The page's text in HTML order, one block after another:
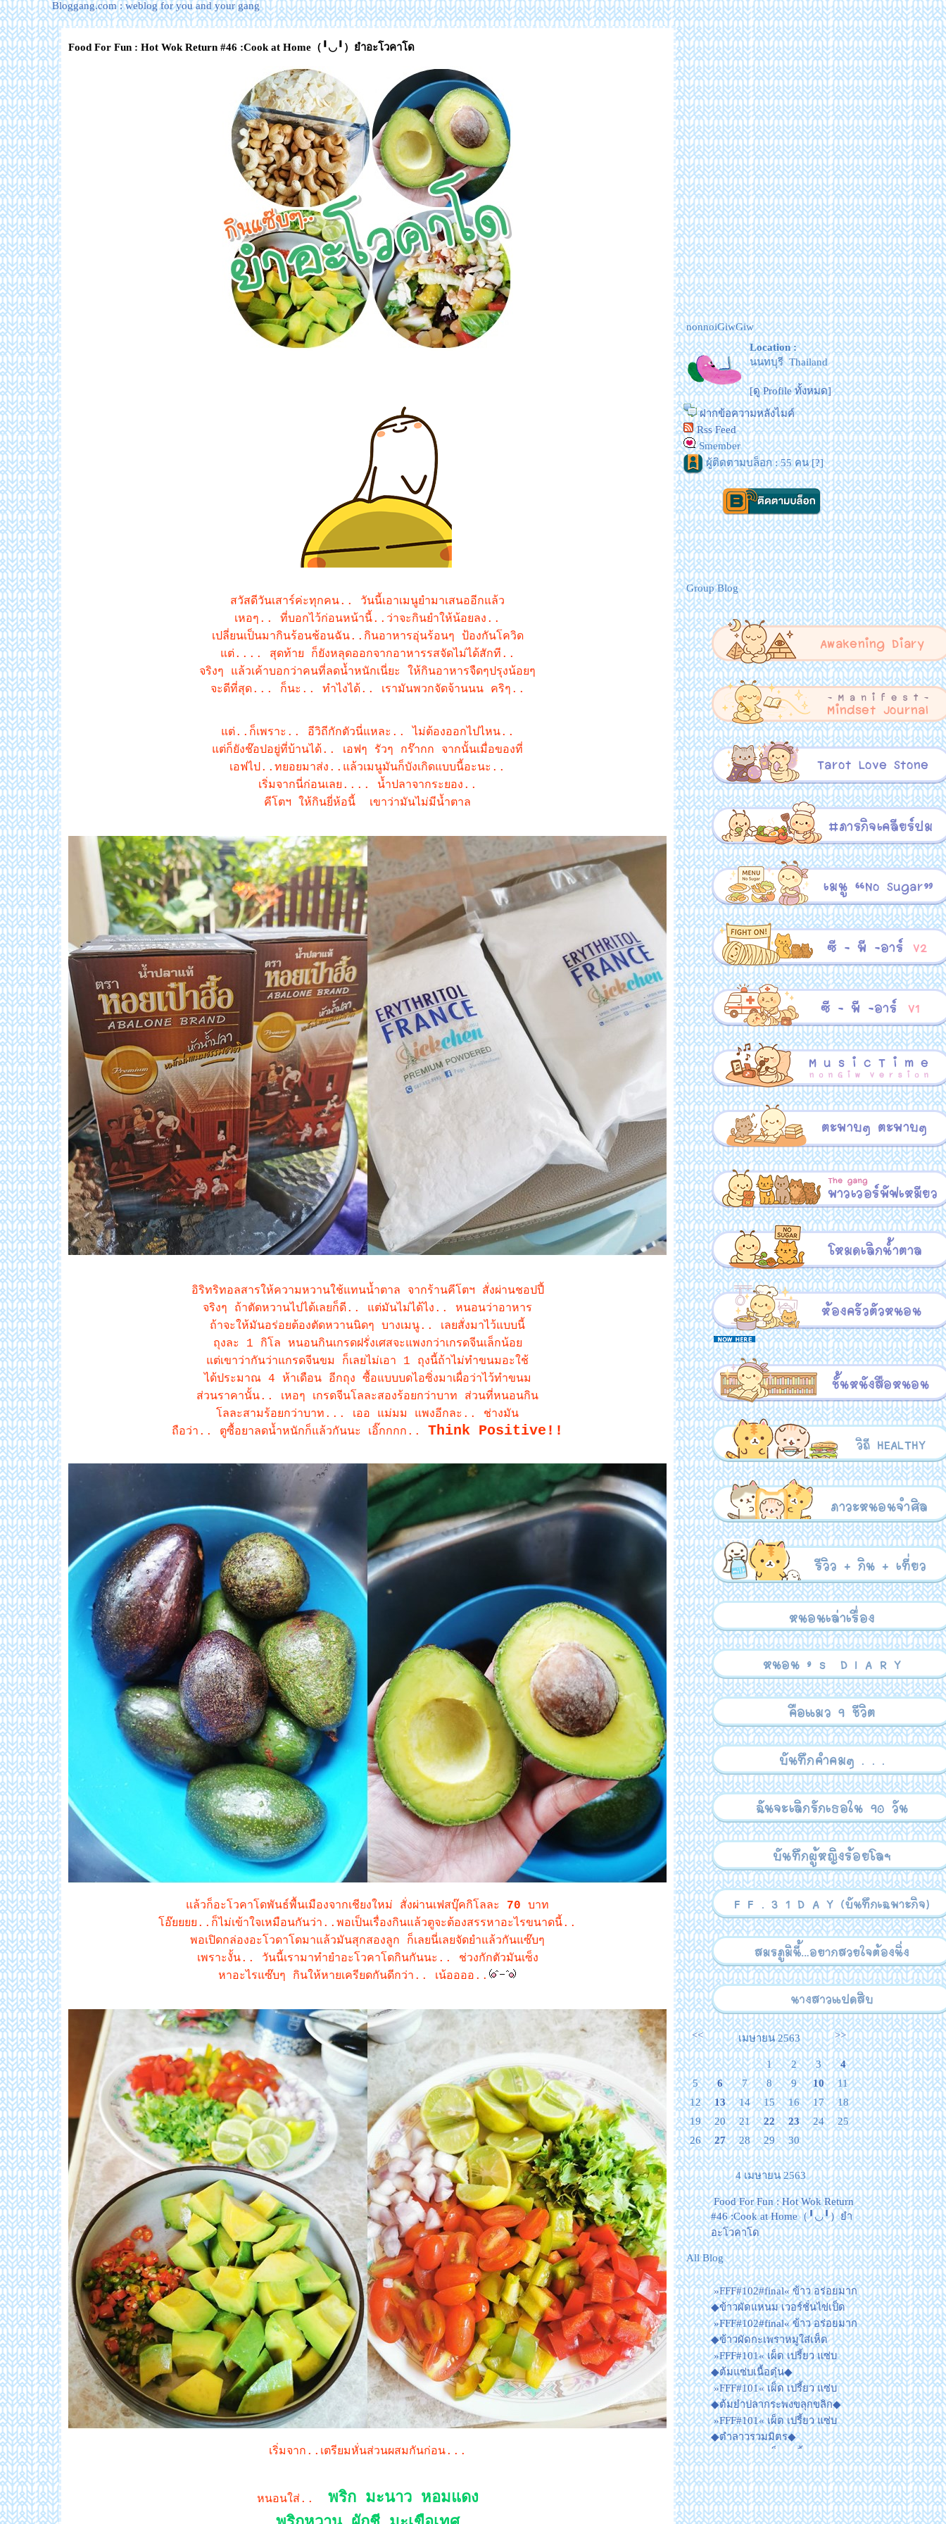
Bloggang.com : weblog for you and your gang
Food For Fun : Hot Wok Return #46 :Cook at Home（╹◡╹）ยำอะโวคาโด
สวัสดีวันเสาร์ค่ะทุกคน.. วันนี้เอาเมนูยำมาเสนออีกแล้ว
เหอๆ.. ที่บอกไว้ก่อนหน้านี้..ว่าจะกินยำให้น้อยลง..
เปลี่ยนเป็นมากินร้อนช้อนฉัน..กินอาหารอุ่นร้อนๆ ป้องกันโควิด
ต่.... สุดท้าย ก็ยังหลุดออกจากอาหารรสจัดไม่ได้สักที..
จริงๆ แล้วเค้าบอกว่าคนที่ลดน้ำหนักเนี่ยะ ให้กินอาหารจืดๆปรุงน้อยๆ
จะดีที่สุด... ก็นะ.. ทำไงได้.. เรามันพวกจัดจ้านนน คริๆ..
ต่..ก็เพราะ.. อีวิถีกักตัวนี่แหละ.. ไม่ต้องออกไปไหน..
ต่ก็ยังช๊อปอยู่ที่บ้านได้.. เอฟๆ รัวๆ กร๊ากก จากนั้นเมื่อของที่
เอฟไป..ทยอยมาส่ง..แล้วเมนูมันก็บังเกิดแบบนี้อะนะ..
เริ่มจากนี่ก่อนเลย.... น้ำปลาจากระยอง..
คีโตฯ ให้กินยี่ห้อนี้ เขาว่ามันไม่มีน้ำตาล
อิริทริทอลสารให้ความหวานใช้แทนน้ำตาล จากร้านคีโตฯ สั่งผ่านชอปปี้
จริงๆ ถ้าตัดหวานไปได้เลยก็ดี.. แต่มันไม่ได้ไง.. หนอนว่าอาหาร
ถ้าจะให้มันอร่อยต้องตัดหวานนิดๆ บางเมนู.. เลยสั่งมาไว้แบบนี้
ถุงละ 1 กิโล หนอนกินเกรดฝรั่งเศสจะแพงกว่าเกรดจีนเล็กน้อ
ต่เขาว่ากันว่าแกรดจีนขม ก็เลยไม่เอา 1 ถุงนี้ถ้าไม่ทำขนมอะใช้
ได้ประมาณ 4 ห้าเดือน อีกถุง ซื้อแบบบดไอซิ่งมาเผื่อว่าไว้ทำขนม
ส่วนราคานั้น.. เหอๆ เกรดจีนโลละสองร้อยกว่าบาท ส่วนที่หนอนกิน
ลละสามร้อยกว่าบาท... เออ แม่มม แพงอีกละ.. ช่างมัน
ถือว่า.. ตูซื้อยาลดน้ำหนักก็แล้วกันนะ เอิ๊กกกก.. Think Positive!!
ล้วก็อะโวคาโดพันธ์พื้นเมืองจากเชียงใหม่ สั่งผ่านเฟสบุ๊คกิโลละ 70 บาท
อ๊ยยยย..ก็ไม่เข้าใจเหมือนกันว่า..พอเป็นเรื่องกินแล้วตูจะต้องสรรหาอะไรขนาดนี้..
พอเปิดกล่องอะโวดาโดมาแล้วมันสุกสองลูก ก็เลยนี่เลยจัดยำแล้วกันแซ๊บๆ
เพราะงั้น.. วันนี้เรามาทำยำอะโวคาโดกินกันนะ.. ช่วงกักตัวมันเซ็ง
หาอะไรแซ๊บๆ กินให้หายเครียดกันดีกว่า.. เน้ออออ..
เริ่มจาก..เตรียมหั่นส่วนผสมกันก่อน...
หนอนใส่..
พริก มะนาว หอมแดง
nonnoiGiwGiw
Location :
นนทบุรี Thailand
[ดู Profile ทั้งหมด]
ฝากข้อความหลังไมค์
Rss Feed
Smember
ผู้ติดตามบล็อก : 55 คน [?]
Group Blog
<< เมษายน 2563 >>
1 2 3
4
5
6 7 8 9 10
11
12
13 14 15 16 17
18
19
20 21 22 23 24
25
26
27 28 29 30
4 เมษายน 2563
Food For Fun : Hot Wok Return
#46 :Cook at Home（╹◡╹）ยำ
อะโวคาโด
All Blog
»FFF#102#final« ข้าว อร่อยมาก
◆ข้าวผัดแหนม เวอร์ชั่นไข่เป็ด
»FFF#102#final« ข้าว อร่อยมาก
◆ข้าวผัดกะเพราหมูใส่เห็ด
»FFF#101« เผ็ด เปรี้ยว แซ่บ
◆ต้มแซ่บเนื้อตุ๋น◆
»FFF#101« เผ็ด เปรี้ยว แซ่บ
◆ต้มยำปลากระพงขลุกขลิก◆
»FFF#101« เผ็ด เปรี้ยว แซ่บ
◆ตำลาวรวมมิตร◆
»FFF#101« เผ็ด เปรี้ยว แซ่บ
◆ไก่นึ่งตะไคร้◆
»FFF#100« Quick Meal ◆ข้าว
ผัดกุนเชียง◆
»FFF#100« Quick Meal ◆ไข่